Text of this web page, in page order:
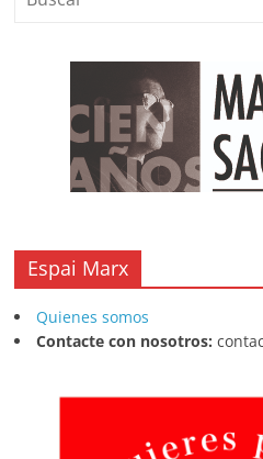
Espai Marx
Quienes somos
Contacte con nosotros: